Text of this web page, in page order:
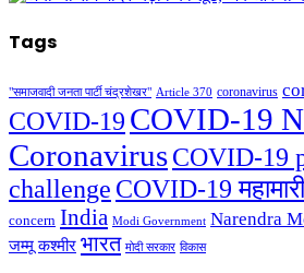
Tags
"समाजवादी जनता पार्टी चंद्रशेखर" Article 370 coronavirus
COVID-19 COVID-19
CoronavirusCOVID-19
challenge COVID-19 महामारी
concern India Modi Government Narendra
जम्मू कश्मीर भारत मोदी सरकार विकास